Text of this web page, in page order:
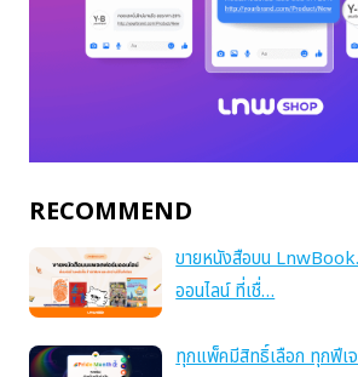
RECOMMEND
ขายหนังสือบน
ออนไลน์ ที่เชื่…
ทุกแพ็คมีสิทธิ์เลือก ทุกฟี